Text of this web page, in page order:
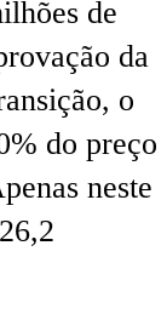
de
da
o
do preço
neste